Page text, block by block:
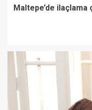
Maltepe’de ilaçlama